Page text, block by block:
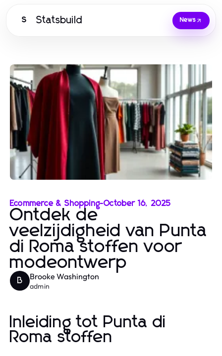
S Statsbuild News
Ecommerce & Shopping-October 16, 2025
Ontdek de
veelzijdigheid van Punta
di Roma stoffen voor
modeontwerp
B Brooke Washington
admin
Inleiding tot Punta di
Roma stoffen